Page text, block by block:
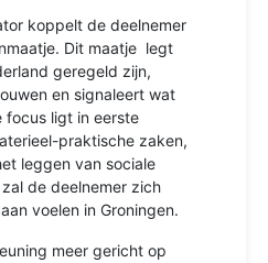
koppelt de deelnemer
Dit maatje legt
geregeld zijn,
en signaleert wat
focus ligt in eerste
praktische zaken,
leggen van sociale
de deelnemer zich
voelen in Groningen.
meer gericht op